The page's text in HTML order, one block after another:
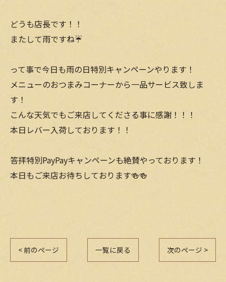
どうも店長です！！
またして雨ですね☔️
って事で今日も雨の日特別キャンペーンやります！
メニューのおつまみコーナーから一品サービス致しま
す！
こんな天気でもご来店してくださる事に感謝！！！
本日レバー入荷しております！！
答拝特別PayPayキャンペーンも絶賛やっております！
本日もご来店お待ちしております🍻🍻
< 前のページ 一覧に戻る 次のページ >